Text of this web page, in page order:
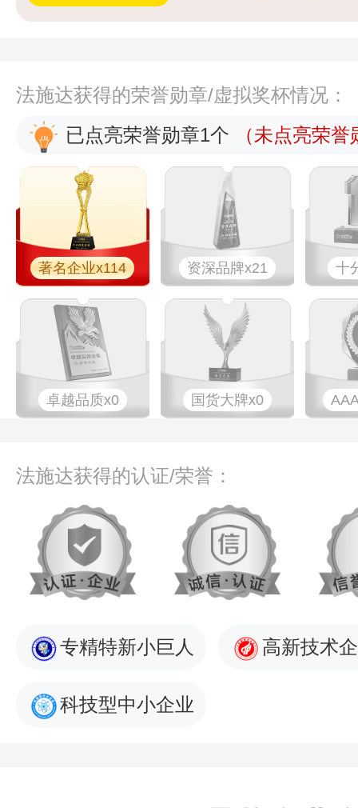
法施达获得的荣誉勋章/虚拟奖杯情况：
已点亮荣誉勋章1个
（未点亮荣
著名企业x114 资深品牌x21 十
卓越品质x0 国货大牌x0
法施达获得的认证/荣誉：
专精特新小巨人 高新技术
科技型中小企业